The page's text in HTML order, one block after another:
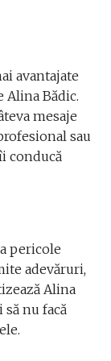
avantajate
Alina Bădic.
mesaje
sau
conducă
pericole
adevăruri,
Alina
nu facă